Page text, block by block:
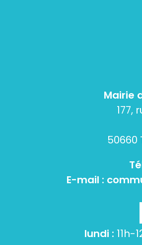
Mairie
177,
E-mail :
lundi : 11h-